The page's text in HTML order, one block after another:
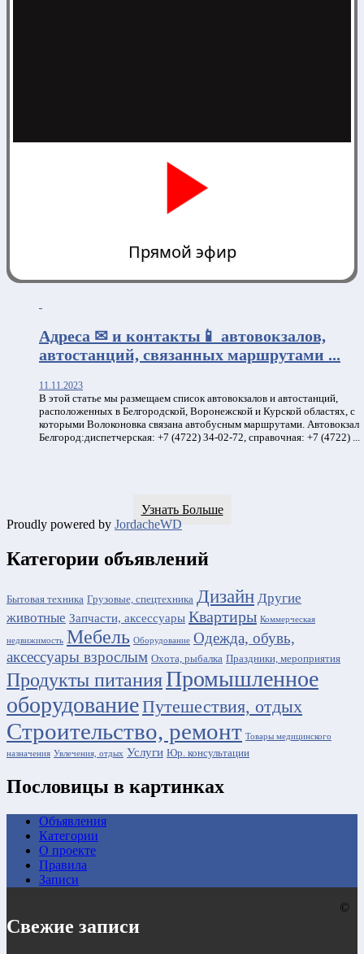
Прямой эфир
Адреса ✉ и контакты📱 автовокзалов,
автостанций, связанных маршрутами ...
11.11.2023
В этой статье мы размещаем список автовокзалов и автостанций,
расположенных в Белгородской, Воронежской и Курской областях, с
которыми Волоконовка связана автобусным маршрутами. Автовокзал
Белгород:диспетчерская: +7 (4722) 34-02-72, справочная: +7 (4722) ...
Узнать Больше
Proudly powered by JordacheWD
Категории объявлений
Бытовая техника Грузовые, спецтехника Дизайн Другие
животные Запчасти, аксессуары Квартиры Коммерческая
недвижимость Мебель Оборудование Одежда, обувь,
аксессуары взрослым Охота, рыбалка Праздники, мероприятия
Продукты питанияПромышленное
оборудованиеПутешествия, отдых
Строительство, ремонт Товары медицинского
назначения Увлечения, отдых Услуги Юр. консультации
Пословицы в картинках
Объявления
Категории
О проекте
Правила
Записи
Свежие записи
©